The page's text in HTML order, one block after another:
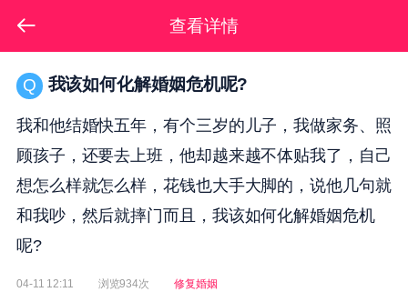
查看详情
Q 我该如何化解婚姻危机呢?
我和他结婚快五年，有个三岁的儿子，我做家务、照
顾孩子，还要去上班，他却越来越不体贴我了，自己
想怎么样就怎么样，花钱也大手大脚的，说他几句就
和我吵，然后就摔门而且，我该如何化解婚姻危机
呢?
04-11 12:11 浏览934次 修复婚姻